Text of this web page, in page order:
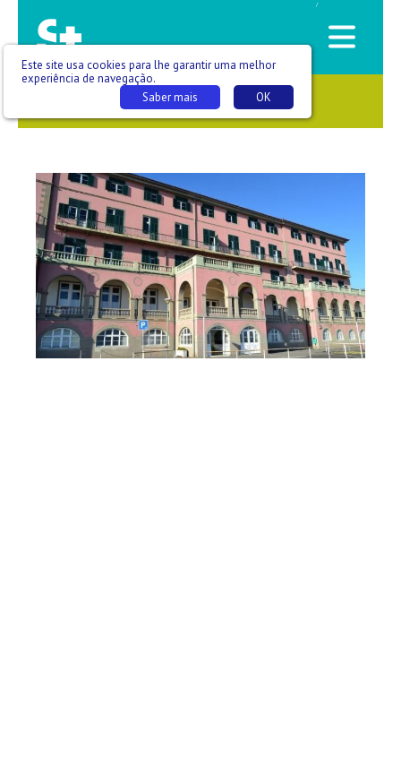
/
SAÚDE QUE SE VÊ
Este site usa cookies para lhe garantir uma melhor
experiência de navegação.
OK
Saber mais